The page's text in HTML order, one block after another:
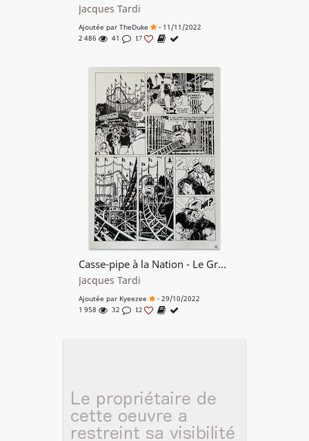
Jacques Tardi
Ajoutée par TheDuke
- 11/11/2022
2 486
41 17
Casse-pipe à la Nation - Le Grand Huit
Jacques Tardi
Ajoutée par Kyeezee
- 29/10/2022
1 958
32 12